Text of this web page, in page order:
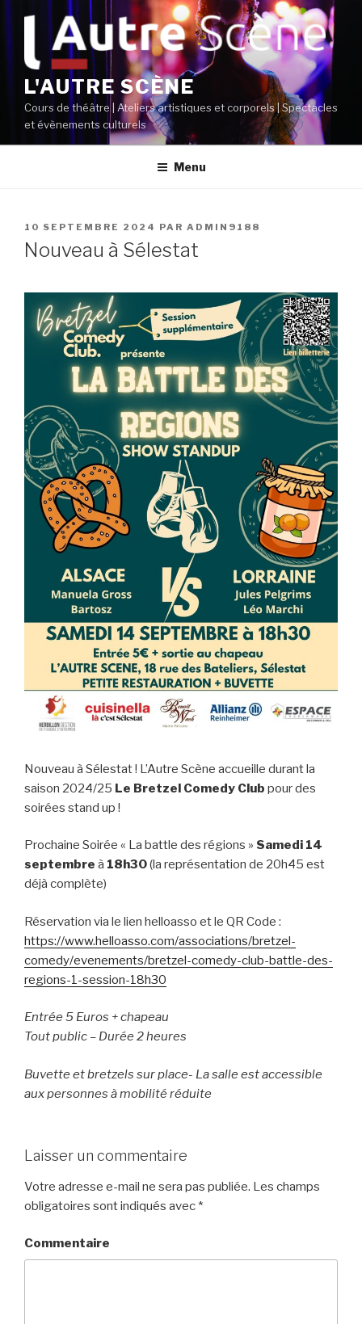
principal
L'AUTRE SCÈNE
Cours de théâtre | Ateliers artistiques et corporels | Spectacles
et évènements culturels
Menu
PUBLIÉ
LE
10 SEPTEMBRE 2024 PAR ADMIN9188
Nouveau à Sélestat
Nouveau à Sélestat ! L’Autre Scène accueille durant la
saison 2024/25 Le Bretzel Comedy Club pour des
soirées stand up !
Prochaine Soirée « La battle des régions » Samedi 14
septembre à 18h30(la représentation de 20h45 est
déjà complète)
Réservation via le lien helloasso et le QR Code :
https://www.helloasso.com/associations/bretzel-
comedy/evenements/bretzel-comedy-club-battle-des-
regions-1-session-18h30
Entrée 5 Euros + chapeau
Tout public – Durée 2 heures
Buvette et bretzels sur place- La salle est accessible
aux personnes à mobilité réduite
Laisser un commentaire
Votre adresse e-mail ne sera pas publiée. Les champs
obligatoires sont indiqués avec *
Commentaire